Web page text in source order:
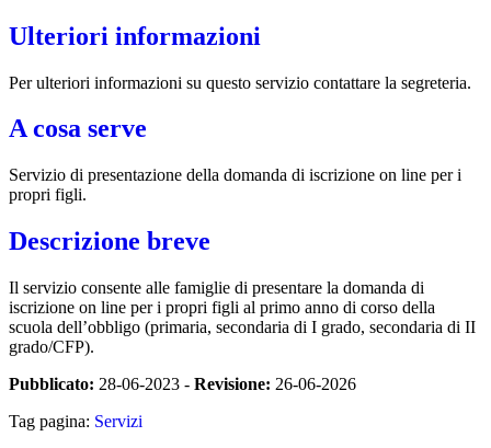
Ulteriori informazioni
Per ulteriori informazioni su questo servizio contattare la segreteria.
A cosa serve
Servizio di presentazione della domanda di iscrizione on line per i
propri figli.
Descrizione breve
Il servizio consente alle famiglie di presentare la domanda di
iscrizione on line per i propri figli al primo anno di corso della
scuola dell’obbligo (primaria, secondaria di I grado, secondaria di II
grado/CFP).
Pubblicato: 28-06-2023 - Revisione: 26-06-2026
Tag pagina: Servizi